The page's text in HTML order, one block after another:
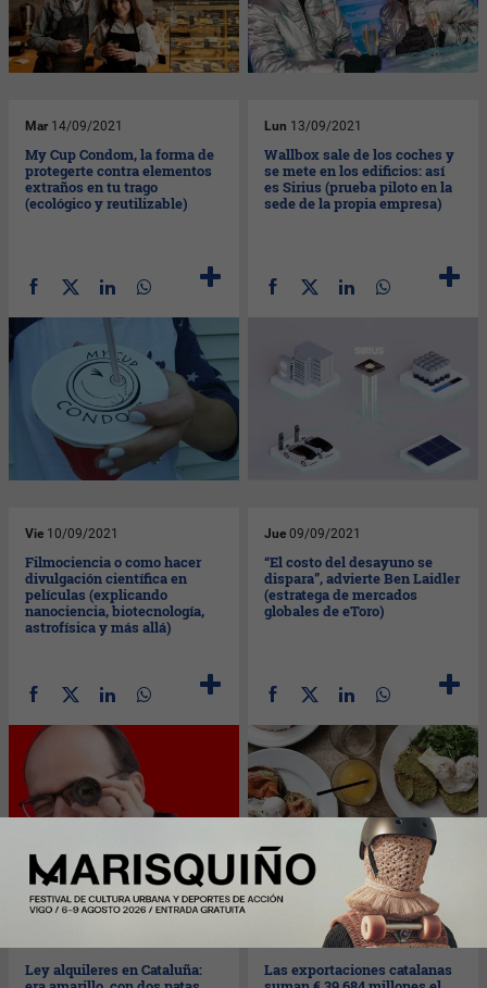
Mar 14/09/2021
My Cup Condom, la forma de
protegerte contra elementos
extraños en tu trago
(ecológico y reutilizable)
Lun 13/09/2021
Wallbox sale de los coches y
se mete en los edificios: así
es Sirius (prueba piloto en la
sede de la propia empresa)
Vie 10/09/2021
Filmociencia o como hacer
divulgación científica en
películas (explicando
nanociencia, biotecnología,
astrofísica y más allá)
Jue 09/09/2021
“El costo del desayuno se
dispara”, advierte Ben Laidler
(estratega de mercados
globales de eToro)
Ley alquileres en Cataluña:
07/09/2021
Las exportaciones catalanas